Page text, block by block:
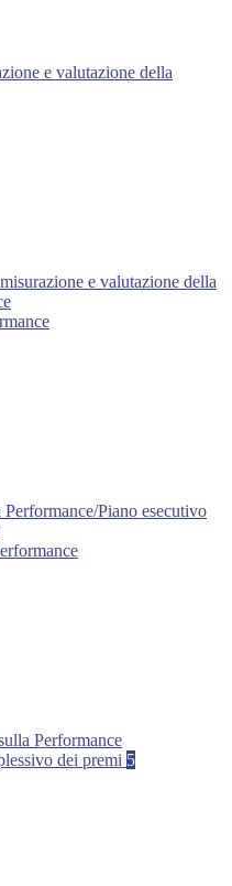
e valutazione della
e valutazione della
Performance/Piano esecutivo
Performance
dei premi 5